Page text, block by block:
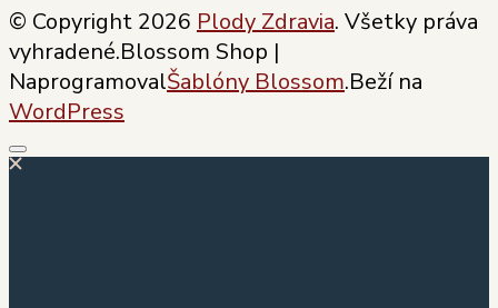
© Copyright 2026 Plody Zdravia. Všetky práva
vyhradené.Blossom Shop |
NaprogramovalŠablóny Blossom.Beží na
WordPress